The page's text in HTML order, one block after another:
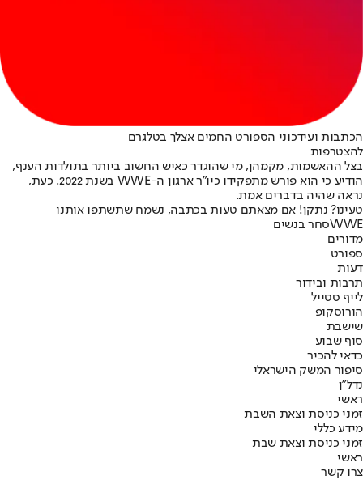
הכתבות ועידכוני הספורט החמים אצלך בטלגרם
להצטרפות
בצל ההאשמות, מקמהן, מי שהוגדר כאיש החשוב ביותר בתולדות הענף,
הודיע כי הוא פורש מתפקידו כיו"ר ארגון ה-WWE בשנת 2022. כעת,
נראה שהיה בדברים אמת.
טעינו? נתקן! אם מצאתם טעות בכתבה, נשמח שתשתפו אותנו
WWEסחר בנשים
מדורים
ספורט
דעות
תרבות ובידור
לייף סטייל
הורוסקופ
שישבת
סוף שבוע
כדאי להכיר
סיפור המשק הישראלי
נדל"ן
ראשי
זמני כניסת וצאת השבת
מידע כללי
זמני כניסת וצאת שבת
ראשי
צרו קשר